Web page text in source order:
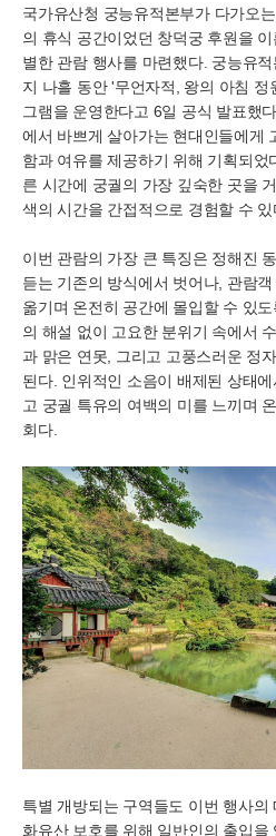
국가유산청 궁능유적본부가 다가오
의 휴식 공간이었던 창덕궁 후원을
별한 관람 행사를 마련했다. 궁능유
지 나흘 동안 '무언자적, 왕의 아침 정
그램을 운영한다고 6일 공식 발표했
에서 바쁘게 살아가는 현대인들에게
함과 여유를 제공하기 위해 기획되었
른 시간에 궁궐의 가장 깊숙한 곳을
색의 시간을 간접적으로 경험할 수 있
이번 관람의 가장 큰 특징은 정해진
듣는 기존의 방식에서 벗어나, 관람
옮기며 온전히 공간에 몰입할 수 있
의 해설 없이 고요한 분위기 속에서
과 맑은 연못, 그리고 고풍스러운 정
된다. 인위적인 소음이 배제된 상태
고 궁궐 특유의 여백의 미를 느끼며
회다.
특별 개방되는 구역들도 이번 행사의
화유산 보호를 위해 일반인의 출입